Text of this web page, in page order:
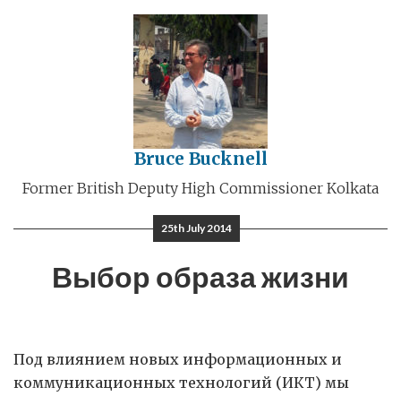
Bruce Bucknell
Former British Deputy High Commissioner Kolkata
25th July 2014
Выбор образа жизни
Под влиянием новых информационных и
коммуникационных технологий (ИКТ) мы